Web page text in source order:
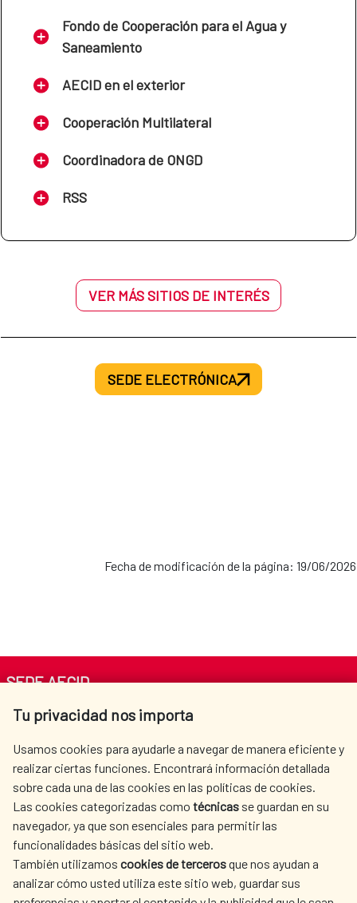
Fondo de Cooperación para el Agua y
Saneamiento
AECID en el exterior
Cooperación Multilateral
Coordinadora de ONGD
RSS
VER MÁS SITIOS DE INTERÉS
SEDE ELECTRÓNICA
Fecha de modificación de la página: 19/06/2026
Tu privacidad nos importa
Usamos cookies para ayudarle a navegar de manera eficiente y
realizar ciertas funciones. Encontrará información detallada
sobre cada una de las cookies en las políticas de cookies.
Las cookies categorizadas como técnicas se guardan en su
navegador, ya que son esenciales para permitir las
funcionalidades básicas del sitio web.
También utilizamos cookies de tercerosque nos ayudan a
analizar cómo usted utiliza este sitio web, guardar sus
SEDE AECID
Av. Reyes Católicos 4 - 28040 Madrid
centro.informacion@aecid.es
LA AECID
DÓNDE COOPERAMOS
ACCIÓN HUMANITARIA
SALA DE PRENSA
CULTURA Y CIENCIA
BIBLIOTECA